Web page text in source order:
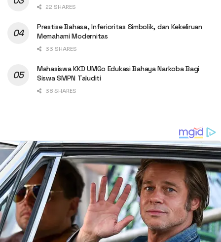
22 SHARES
Prestise Bahasa, Inferioritas Simbolik, dan Kekeliruan
Memahami Modernitas
33 SHARES
Mahasiswa KKD UMGo Edukasi Bahaya Narkoba Bagi
Siswa SMPN Taluditi
38 SHARES